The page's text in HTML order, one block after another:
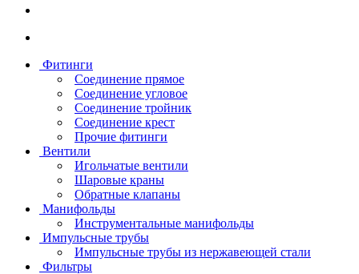
Фитинги
Соединение прямое
Соединение угловое
Соединение тройник
Соединение крест
Прочие фитинги
Вентили
Игольчатые вентили
Шаровые краны
Обратные клапаны
Манифольды
Инструментальные манифольды
Импульсные трубы
Импульсные трубы из нержавеющей стали
Фильтры